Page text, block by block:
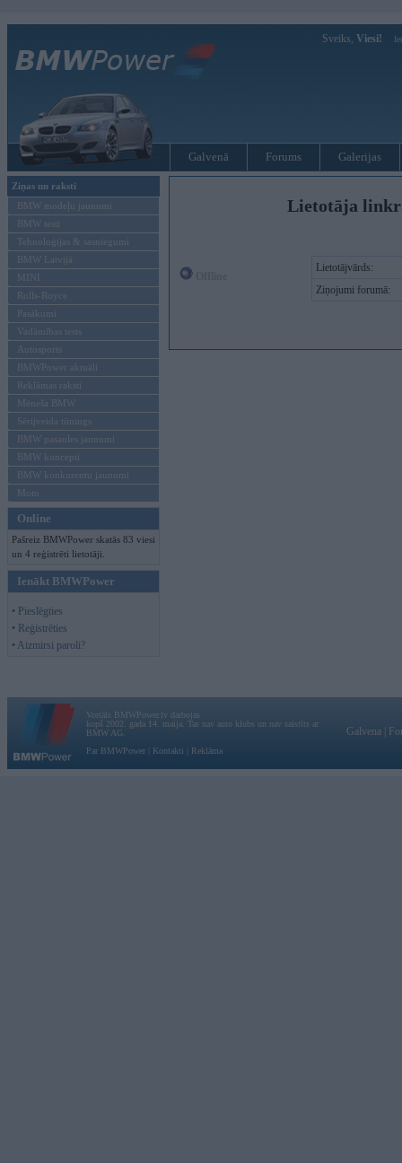
Sveiks, Viesi!
Galvenā Forums Galerijas
Ziņas un raksti
BMW modeļu jaunumi
BMW testi
Tehnoloģijas & sasniegumi
BMW Latvijā
MINI
Rolls-Royce
Pasākumi
Vadāmības tests
Autosports
BMWPower aktuāli
Reklāmas raksti
Mēneša BMW
Sērijveida tūnings
BMW pasaules jaunumi
BMW koncepti
BMW konkurentu jaunumi
Moto
Online
Pašreiz BMWPower skatās 83 viesi
un 4 reģistrēti lietotāji.
Ienākt BMWPower
• Pieslēgties
• Reģistrēties
• Aizmirsi paroli?
Lietotāja
Lietotājvārds:
Ziņojumi forumā:
Vortāls BMWPower.lv darbojas
kopš 2002. gada 14. maija. Tas nav auto klubs un nav saistīts ar
BMW AG.
Par BMWPower
Kontakti Reklāma
Galvena